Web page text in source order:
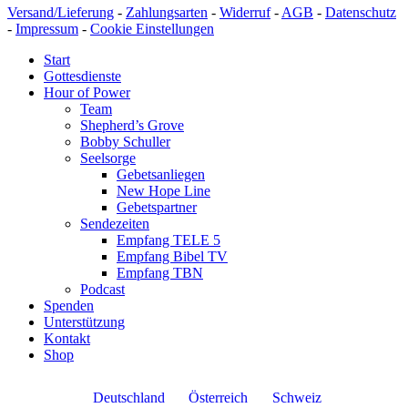
Versand/Lieferung - Zahlungsarten - Widerruf- AGB - Datenschutz
- Impressum - Cookie Einstellungen
Start
Gottesdienste
Hour of Power
Team
Shepherd’s Grove
Bobby Schuller
Seelsorge
Gebetsanliegen
New Hope Line
Gebetspartner
Sendezeiten
Empfang TELE 5
Empfang Bibel TV
Empfang TBN
Podcast
Spenden
Unterstützung
Kontakt
Shop
Deutschland Österreich Schweiz